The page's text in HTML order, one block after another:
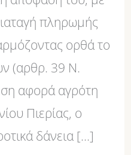
πληρωμής
ορθά το
(αρθρ. 39 Ν.
αφορά αγρότη
Πιερίας, ο
δάνεια […]